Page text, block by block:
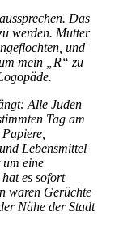
Das
werden. Mutter
und
mein
R
zu
Alle Juden
Tag am
Lebensmittel
um eine
es sofort
waren Gerüchte
Nähe der Stadt